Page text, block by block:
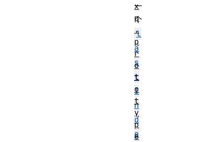
一
个
l
a
s
t
I
n
d
e
x
p
.
p
r
o
t
o
t
y
p
e